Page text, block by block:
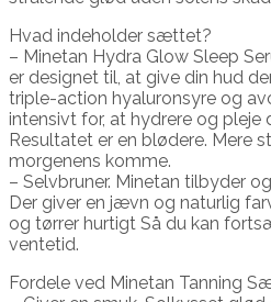
Hvad indeholder sættet?
– Minetan Hydra Glow Sleep
er designet til, at give din hud
triple-action hyaluronsyre og
intensivt for, at hydrere og pleje
Resultatet er en blødere. Mere
morgenens komme.
– Selvbruner. Minetan tilbyder
Der giver en jævn og naturlig
og tørrer hurtigt Så du kan
ventetid.
Fordele ved Minetan Tanning